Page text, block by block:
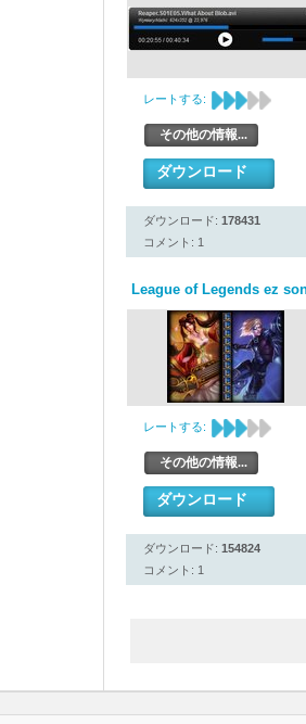
レートする:
その他の情報...
ダウンロード
ダウンロード: 178431
コメント: 1
League of Legends ez
レートする:
その他の情報...
ダウンロード
ダウンロード: 154824
コメント: 1